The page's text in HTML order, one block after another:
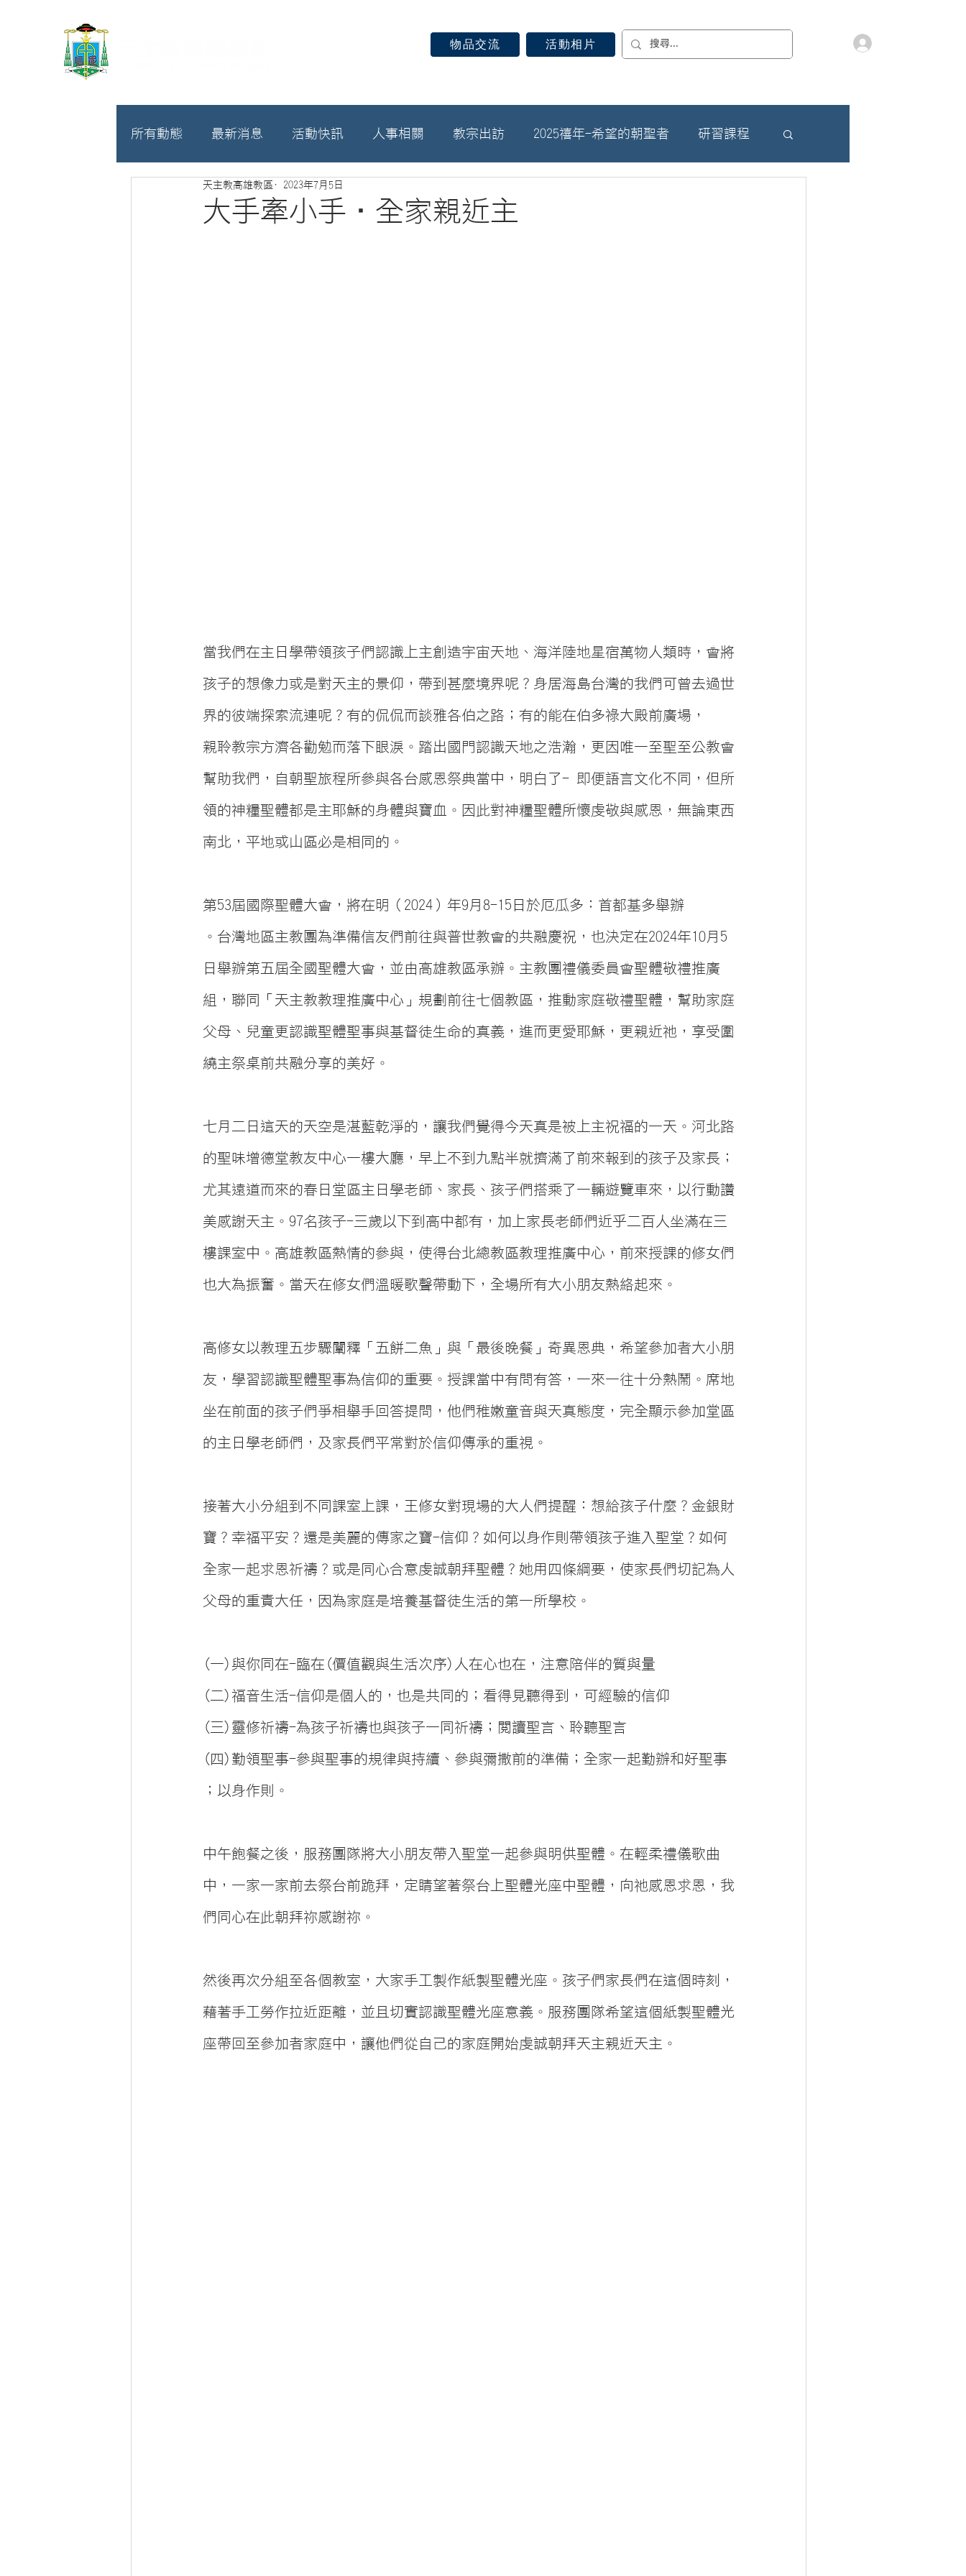
物品交流 活動相片
所有動態 最新消息 活動快訊 人事相關 教宗出訪 2025禧年-希望的朝聖者 研習課程
募款相關
大手牽小手‧全家親近主
天主教高雄教區 2023年7月5日
當我們在主日學帶領孩子們認識上主創造宇宙天地、海洋陸地星宿萬物人類時，會將
孩子的想像力或是對天主的景仰，帶到甚麼境界呢？身居海島台灣的我們可曾去過世
界的彼端探索流連呢？有的侃侃而談雅各伯之路；有的能在伯多祿大殿前廣場，
親聆教宗方濟各勸勉而落下眼淚。踏出國門認識天地之浩瀚，更因唯一至聖至公教會
幫助我們，自朝聖旅程所參與各台感恩祭典當中，明白了- 即便語言文化不同，但所
領的神糧聖體都是主耶穌的身體與寶血。因此對神糧聖體所懷虔敬與感恩，無論東西
南北，平地或山區必是相同的。
第53屆國際聖體大會，將在明（2024）年9月8-15日於厄瓜多：首都基多舉辦
。台灣地區主教團為準備信友們前往與普世教會的共融慶祝，也決定在2024年10月5
日舉辦第五屆全國聖體大會，並由高雄教區承辦。主教團禮儀委員會聖體敬禮推廣
組，聯同「天主教教理推廣中心」規劃前往七個教區，推動家庭敬禮聖體，幫助家庭
父母、兒童更認識聖體聖事與基督徒生命的真義，進而更愛耶穌，更親近祂，享受圍
繞主祭桌前共融分享的美好。
七月二日這天的天空是湛藍乾淨的，讓我們覺得今天真是被上主祝福的一天。河北路
的聖味增德堂教友中心一樓大廳，早上不到九點半就擠滿了前來報到的孩子及家長；
尤其遠道而來的春日堂區主日學老師、家長、孩子們搭乘了一輛遊覽車來，以行動讚
美感謝天主。97名孩子-三歲以下到高中都有，加上家長老師們近乎二百人坐滿在三
樓課室中。高雄教區熱情的參與，使得台北總教區教理推廣中心，前來授課的修女們
也大為振奮。當天在修女們溫暖歌聲帶動下，全場所有大小朋友熱絡起來。
高修女以教理五步驟闡釋「五餅二魚」與「最後晚餐」奇異恩典，希望參加者大小朋
友，學習認識聖體聖事為信仰的重要。授課當中有問有答，一來一往十分熱鬧。席地
坐在前面的孩子們爭相舉手回答提問，他們稚嫩童音與天真態度，完全顯示參加堂區
的主日學老師們，及家長們平常對於信仰傳承的重視。
接著大小分組到不同課室上課，王修女對現場的大人們提醒：想給孩子什麼？金銀財
寶？幸福平安？還是美麗的傳家之寶-信仰？如何以身作則帶領孩子進入聖堂？如何
全家一起求恩祈禱？或是同心合意虔誠朝拜聖體？她用四條綱要，使家長們切記為人
父母的重責大任，因為家庭是培養基督徒生活的第一所學校。
(一)與你同在-臨在(價值觀與生活次序)人在心也在，注意陪伴的質與量
(二)福音生活-信仰是個人的，也是共同的；看得見聽得到，可經驗的信仰
(三)靈修祈禱-為孩子祈禱也與孩子一同祈禱；閱讀聖言、聆聽聖言
(四)勤領聖事-參與聖事的規律與持續、參與彌撒前的準備；全家一起勤辦和好聖事
；以身作則。
中午飽餐之後，服務團隊將大小朋友帶入聖堂一起參與明供聖體。在輕柔禮儀歌曲
中，一家一家前去祭台前跪拜，定睛望著祭台上聖體光座中聖體，向祂感恩求恩，我
們同心在此朝拜祢感謝祢。
然後再次分組至各個教室，大家手工製作紙製聖體光座。孩子們家長們在這個時刻，
藉著手工勞作拉近距離，並且切實認識聖體光座意義。服務團隊希望這個紙製聖體光
座帶回至參加者家庭中，讓他們從自己的家庭開始虔誠朝拜天主親近天主。